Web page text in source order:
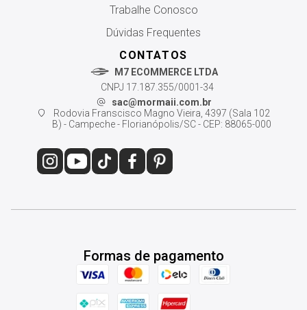
Trabalhe Conosco
Dúvidas Frequentes
CONTATOS
M7 ECOMMERCE LTDA
CNPJ 17.187.355/0001-34
sac@mormaii.com.br
Rodovia Franscisco Magno Vieira, 4397 (Sala 102
B) - Campeche - Florianópolis/SC - CEP: 88065-000
Formas de pagamento